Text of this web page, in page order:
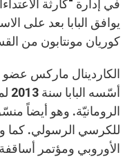
في إدارة “كارثة
يوافق البابا بعد على
كوريان مونتابون من
الكاردينال ماركس
الرومانيّة. وهو أيضاً
للكرسي الرسولي. كما
الأوروبي ومؤتمر أساقفة